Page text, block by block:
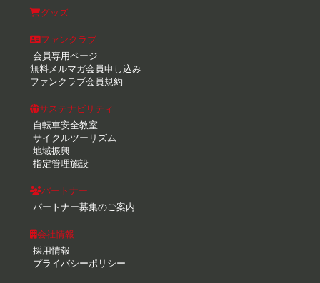
グッズ
ファンクラブ
会員専用ページ
無料メルマガ会員申し込み
ファンクラブ会員規約
サステナビリティ
自転車安全教室
サイクルツーリズム
地域振興
指定管理施設
パートナー
パートナー募集のご案内
会社情報
採用情報
プライバシーポリシー